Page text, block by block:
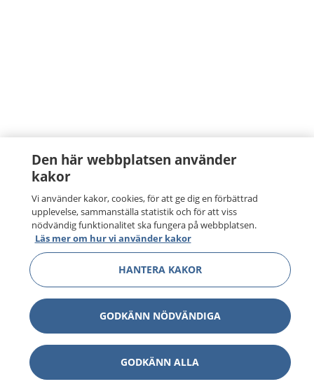
Den här webbplatsen använder
kakor
Vi använder kakor, cookies, för att ge dig en förbättrad
upplevelse, sammanställa statistik och för att viss
nödvändig funktionalitet ska fungera på webbplatsen.
Läs mer om hur vi använder kakor
HANTERA KAKOR
GODKÄNN NÖDVÄNDIGA
GODKÄNN ALLA